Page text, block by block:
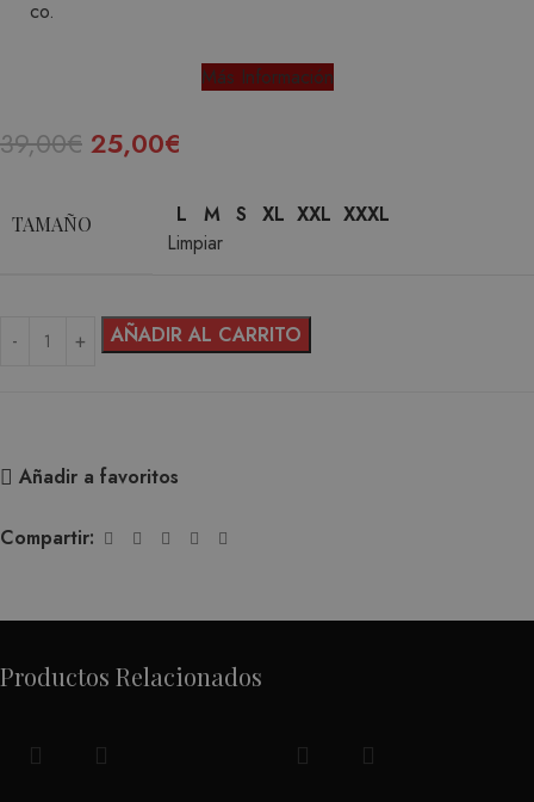
Más Información
39,00€ 25,00€
TAMAÑO L M S XL XXL XXXL
Limpiar
AÑADIR AL CARRITO
Añadir a favoritos
Compartir:
Productos Relacionados